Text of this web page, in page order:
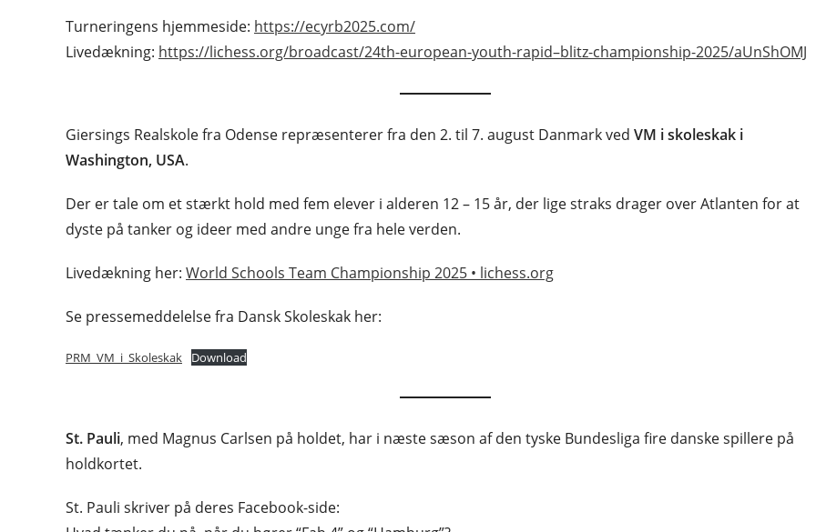
Turneringens hjemmeside: https://ecyrb2025.com/
Livedækning: https://lichess.org/broadcast/24th-european-youth-rapid–blitz-championship-2025/aUnShOMJ
Giersings Realskole fra Odense repræsenterer fra den 2. til 7. august Danmark ved VM i skoleskak i
Washington, USA.
Der er tale om et stærkt hold med fem elever i alderen 12 – 15 år, der lige straks drager over Atlanten for at
dyste på tanker og ideer med andre unge fra hele verden.
Livedækning her: World Schools Team Championship 2025 • lichess.org
Se pressemeddelelse fra Dansk Skoleskak her:
PRM_VM_i_Skoleskak Download
St. Pauli, med Magnus Carlsen på holdet, har i næste sæson af den tyske Bundesliga fire danske spillere på
holdkortet.
St. Pauli skriver på deres Facebook-side: